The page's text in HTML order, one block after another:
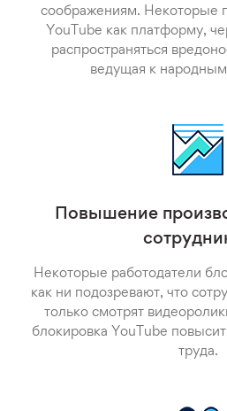
соображениям. Некоторые
YouTube как платформу,
распространяться
ведущая к
Повышение
Некоторые работодатели
как ни подозревают, что
только смотрят
блокировка YouTube
труда.